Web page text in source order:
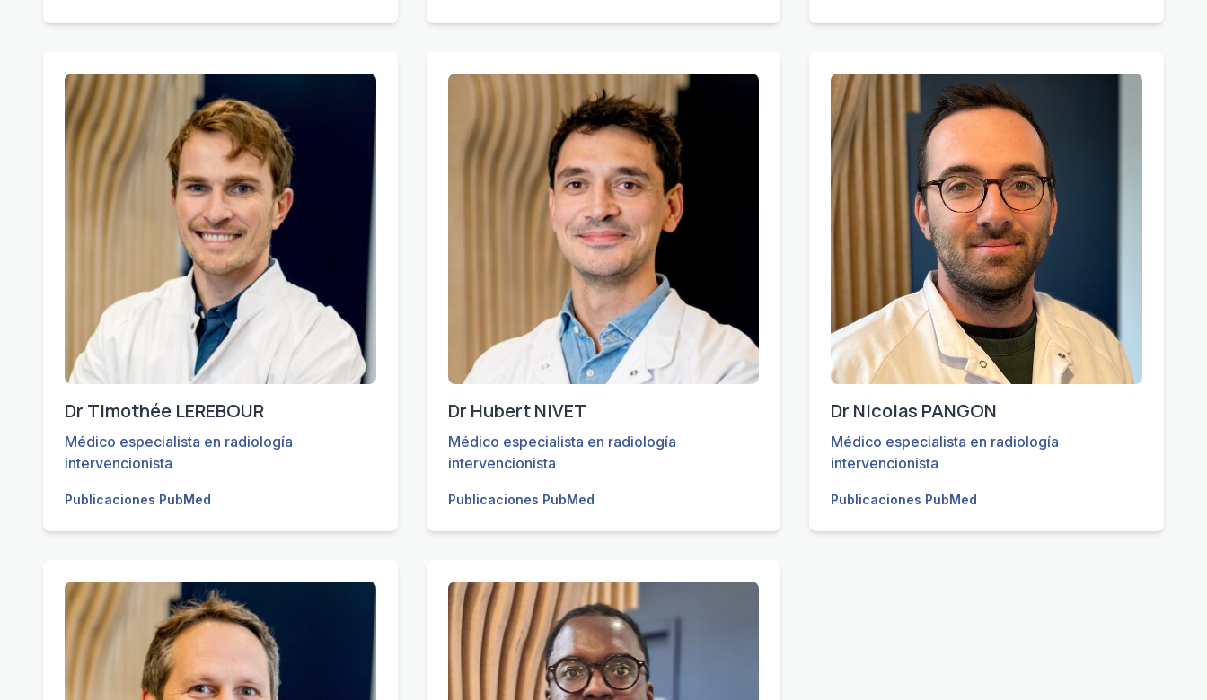
Dr Timothée LEREBOUR
Médico especialista en radiología
intervencionista
Publicaciones PubMed
Dr Hubert NIVET
Médico especialista en radiología
intervencionista
Publicaciones PubMed
Dr Nicolas PANGON
Médico especialista en radiología
intervencionista
Publicaciones PubMed